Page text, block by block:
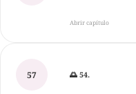
Abrir capítulo
57 🌅 54.